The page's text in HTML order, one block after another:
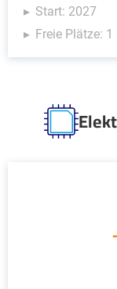
Start: 2027
Freie Plätze: 1